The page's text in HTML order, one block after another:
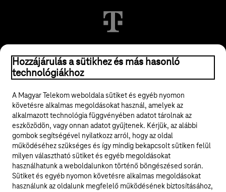
© 2026 Magyar Telekom Nyrt.
ÁSZF
Adatvédelem
Felhívások
Hozzájárulás a sütikhez és más hasonló
technológiákhoz
A Magyar Telekom weboldala sütiket és egyéb nyomon
követésre alkalmas megoldásokat használ, amelyek az
alkalmazott technológia függvényében adatot tárolnak az
eszközödön, vagy onnan adatot gyűjtenek. Kérjük, az alábbi
gombok segítségével nyilatkozz arról, hogy az oldal
működéséhez szükséges és így mindig bekapcsolt sütiken felül
milyen választható sütiket és egyéb megoldásokat
használhatunk a weboldalunkon történő böngészésed során.
Sütiket és egyéb nyomon követésre alkalmas megoldásokat
használunk az oldalunk megfelelő működésének biztosításához,